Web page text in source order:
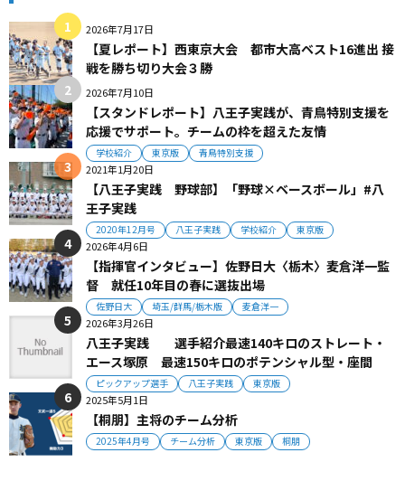
2026年7月17日
【夏レポート】西東京大会 都市大高ベスト16進出 接
戦を勝ち切り大会３勝
2026年7月10日
【スタンドレポート】八王子実践が、青鳥特別支援を
応援でサポート。チームの枠を超えた友情
学校紹介 東京版 青鳥特別支援
2021年1月20日
【八王子実践 野球部】「野球×ベースボール」#八
王子実践
2020年12月号 八王子実践 学校紹介 東京版
2026年4月6日
【指揮官インタビュー】佐野日大〈栃木〉麦倉洋一監
督 就任10年目の春に選抜出場
佐野日大 埼玉/群馬/栃木版 麦倉洋一
2026年3月26日
八王子実践 選手紹介最速140キロのストレート・
エース塚原 最速150キロのポテンシャル型・座間
ピックアップ選手 八王子実践 東京版
2025年5月1日
【桐朋】主将のチーム分析
2025年4月号 チーム分析 東京版 桐朋